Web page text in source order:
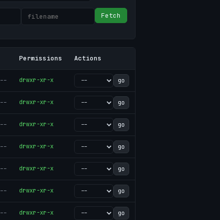
Fetch
Permissions Actions
-- drwxr-xr-x go
-- drwxr-xr-x go
-- drwxr-xr-x go
-- drwxr-xr-x go
-- drwxr-xr-x go
-- drwxr-xr-x go
-- drwxr-xr-x go